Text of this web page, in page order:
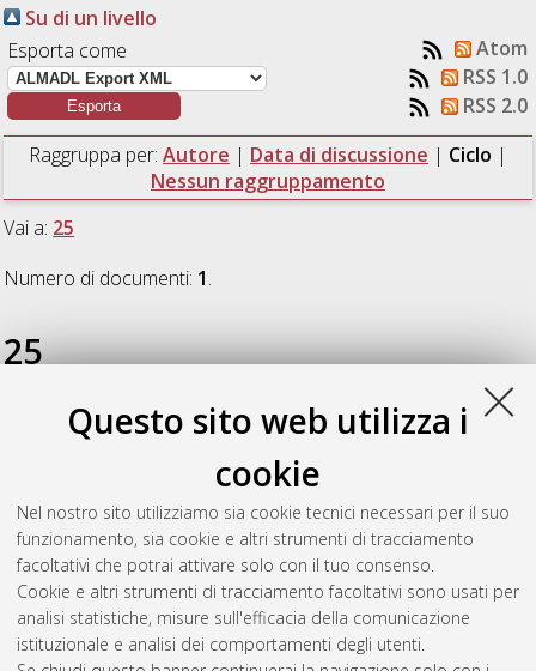
Questo sito web utilizza i
cookie
Nel nostro sito utilizziamo sia cookie tecnici necessari per il suo
funzionamento, sia cookie e altri strumenti di tracciamento
facoltativi che potrai attivare solo con il tuo consenso.
Cookie e altri strumenti di tracciamento facoltativi sono usati per
analisi statistiche, misure sull'efficacia della comunicazione
istituzionale e analisi dei comportamenti degli utenti.
Su di un livello
Esporta come
Atom
RSS 1.0
RSS 2.0
Raggruppa per: Autore | Data di discussione | Ciclo |
Nessun raggruppamento
Vai a: 25
Numero di documenti: 1.
25
Console Camprini, Patrizio(2013)Power Transient Analysis
of Experimental Devices for Jules Horowitz Material Testing
, [Dissertation thesis], Alma Mater Studiorum
Università di Bologna. Dottorato di ricerca in
energetica, nucleare e del controllo ambientale, 25 Ciclo. DOI
10.6092/unibo/amsdottorato/5689.
Questa lista e' stata generata il Thu Aug 6 20:45:29 2026